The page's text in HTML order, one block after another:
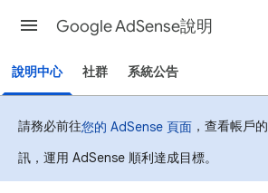
Google AdSense說明
說明中心 社群 系統公告
請務必前往您的 AdSense 頁面 ，查看帳戶
訊，運用 AdSense 順利達成目標。